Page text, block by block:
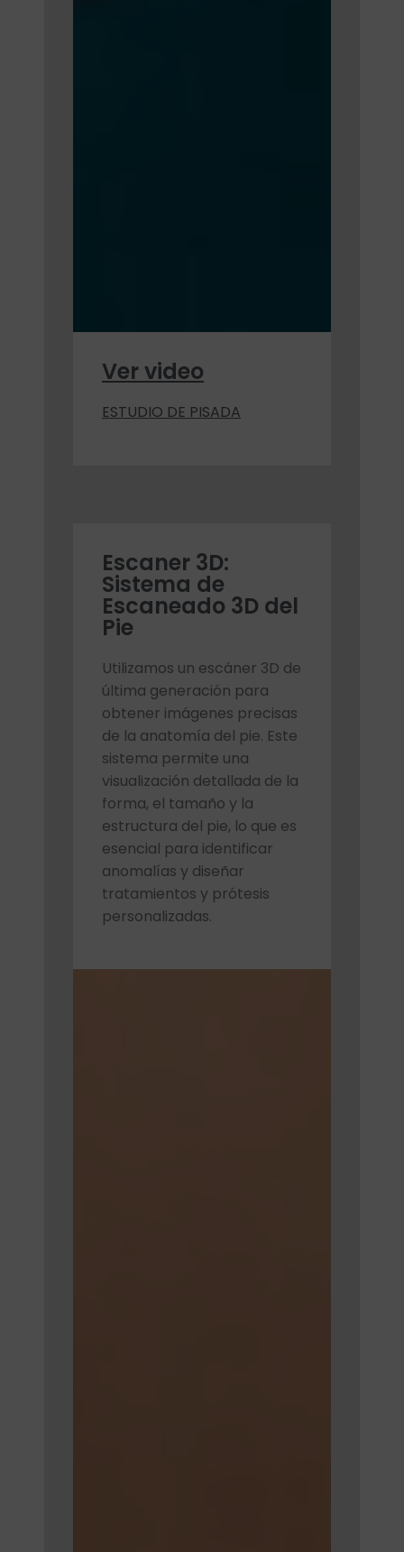
Ver video
ESTUDIO DE PISADA
Escaner 3D:
Sistema de
Escaneado 3D del
Pie
Utilizamos un escáner 3D de
última generación para
obtener imágenes precisas
de la anatomía del pie. Este
sistema permite una
visualización detallada de la
forma, el tamaño y la
estructura del pie, lo que es
esencial para identificar
anomalías y diseñar
tratamientos y prótesis
personalizadas.